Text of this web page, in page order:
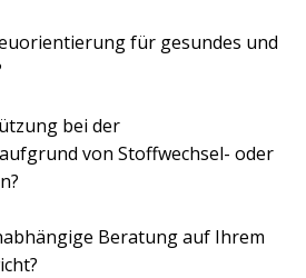
für gesundes und
bei der
von Stoffwechsel- oder
Beratung auf Ihrem